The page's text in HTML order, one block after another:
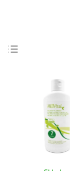
Nejdražší
Abecedně